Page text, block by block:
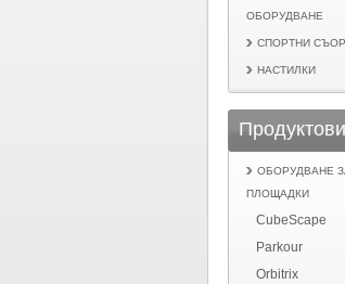
ОБОРУДВАНЕ
СПОРТНИ
НАСТИЛКИ
ОБОРУДВАНЕ
ПЛОЩАДКИ
CubeScape
Parkour
Orbitrix